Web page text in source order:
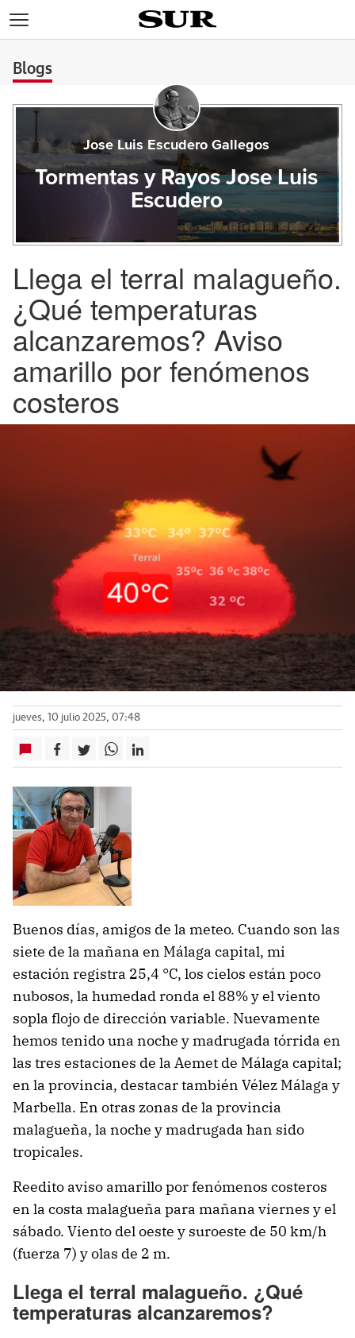
Blogs
Jose Luis Escudero Gallegos
Tormentas y Rayos Jose Luis
Escudero
Llega el terral malagueño.
¿Qué temperaturas
alcanzaremos? Aviso
amarillo por fenómenos
costeros
jueves, 10 julio 2025, 07:48
Buenos días, amigos de la meteo. Cuando son las
siete de la mañana en Málaga capital, mi
estación registra 25,4 °C, los cielos están poco
nubosos, la humedad ronda el 88% y el viento
sopla flojo de dirección variable. Nuevamente
hemos tenido una noche y madrugada tórrida en
las tres estaciones de la Aemet de Málaga capital;
en la provincia, destacar también Vélez Málaga y
Marbella. En otras zonas de la provincia
malagueña, la noche y madrugada han sido
tropicales.
Reedito aviso amarillo por fenómenos costeros
en la costa malagueña para mañana viernes y el
sábado. Viento del oeste y suroeste de 50 km/h
(fuerza 7) y olas de 2 m.
Llega el terral malagueño. ¿Qué
temperaturas alcanzaremos?